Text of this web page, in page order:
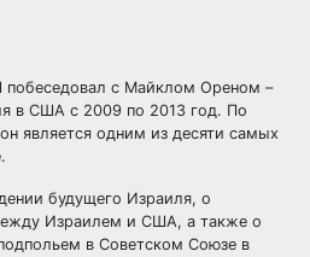
побеседовал с Майклом Ореном –
в США с 2009 по 2013 год. По
является одним из десяти самых
будущего Израиля, о
Израилем и США, а также о
в Советском Союзе в